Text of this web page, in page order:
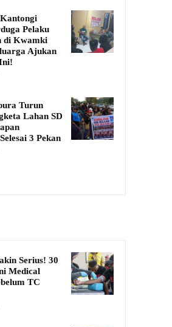
Pelaku
di Kwamki
Ajukan
Turun
Lahan SD
3 Pekan
Serius! 30
Medical
TC